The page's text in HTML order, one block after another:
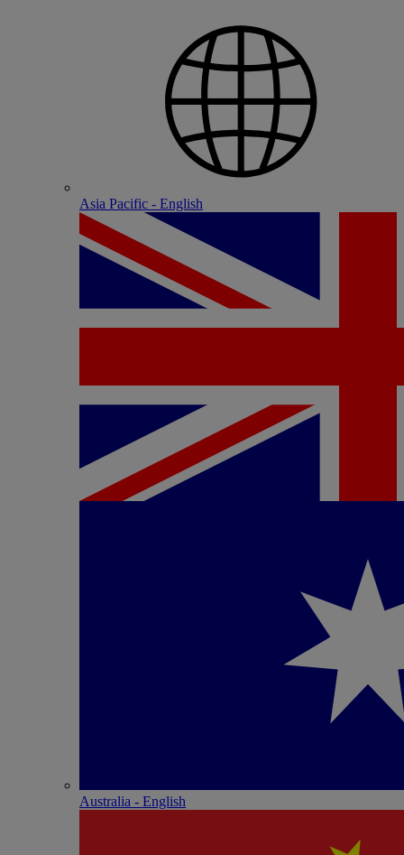
Asia Pacific - English
Australia - English